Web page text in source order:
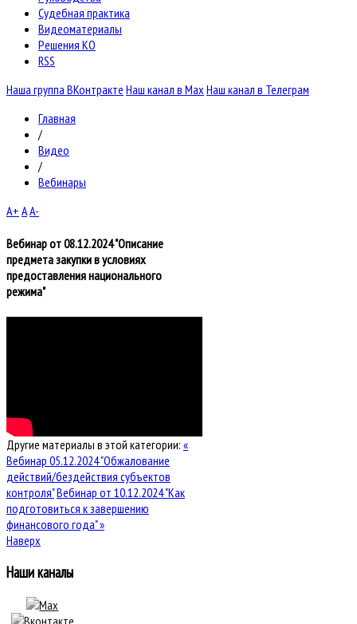
Судебная практика
Видеоматериалы
Решения КО
RSS
Наша группа ВКонтракте Наш канал в Max Наш канал в Телеграм
Главная
/
Видео
/
Вебинары
A+ AA-
Вебинар от 08.12.2024 "Описание
предмета закупки в условиях
предоставления национального
режима"
Другие материалы в этой категории: «
Вебинар 05.12.2024 "Обжалование
действий/бездействия субъектов
контроля"Вебинар от 10.12.2024 "Как
подготовиться к завершению
финансового года" »
Наверх
Наши каналы